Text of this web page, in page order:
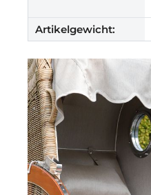
Artikelgewicht: